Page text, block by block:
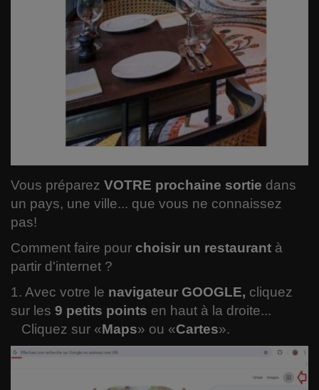
Comment garder votre forme ?
Informatique
Varia
Actualité
Sciences
Santé
Langues
Vous préparez VOTRE prochaine sortie dans
un pays, une ville... que vous ne connaissez
pas!
Comment faire pour choisir un restaurant à
partir d'internet ?
1. Avec votre le navigateur GOOGLE, cliquez
sur les 9 petits points en haut à la droite...
Cliquez sur «Maps» ou «Cartes».